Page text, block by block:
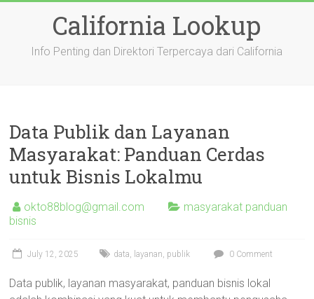
California Lookup
Info Penting dan Direktori Terpercaya dari California
Data Publik dan Layanan
Masyarakat: Panduan Cerdas
untuk Bisnis Lokalmu
okto88blog@gmail.com
masyarakat panduan
bisnis
July 12, 2025 data, layanan, publik 0 Comment
Data publik, layanan masyarakat, panduan bisnis lokal